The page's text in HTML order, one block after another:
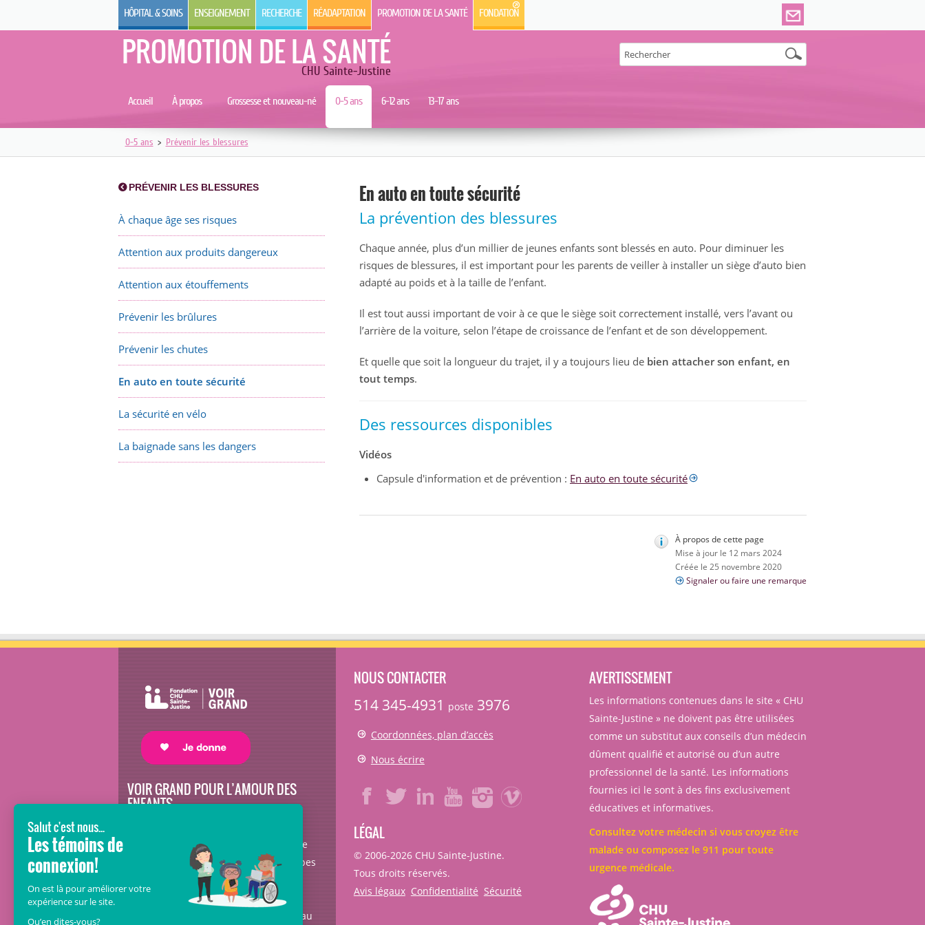
HÔPITAL & SOINS ENSEIGNEMENT RECHERCHE RÉADAPTATION PROMOTION DE LA SANTÉ FONDATION
PROMOTION DE LA SANTÉ
CHU Sainte-Justine
Accueil À propos Grossesse et nouveau-né 0-5 ans 6-12 ans 13-17 ans
0-5 ans > Prévenir les blessures
PRÉVENIR LES BLESSURES
À chaque âge ses risques
Attention aux produits dangereux
Attention aux étouffements
Prévenir les brûlures
Prévenir les chutes
En auto en toute sécurité
La sécurité en vélo
La baignade sans les dangers
En auto en toute sécurité
La prévention des blessures
Chaque année, plus d’un millier de jeunes enfants sont blessés en auto. Pour diminuer les
risques de blessures, il est important pour les parents de veiller à installer un siège d’auto bien
adapté au poids et à la taille de l’enfant.
Il est tout aussi important de voir à ce que le siège soit correctement installé, vers l’avant ou
l’arrière de la voiture, selon l’étape de croissance de l’enfant et de son développement.
Et quelle que soit la longueur du trajet, il y a toujours lieu de bien attacher son enfant, en
tout temps.
Des ressources disponibles
Vidéos
Capsule d'information et de prévention : En auto en toute sécurité
À propos de cette page
Mise à jour le 12 mars 2024
Créée le 25 novembre 2020
Signaler ou faire une remarque
VOIR GRAND POUR L’AMOUR DES
ENFANTS
vous au cœur de la campagne majeure
Voir Grand, nous conduisons les équipes
soignantes vers les opportunités de la
science et des nouvelles technologies
pour que chaque enfant, où qu’il soit au
NOUS CONTACTER
514 345-4931 poste 3976
Coordonnées, plan d’accès
Nous écrire
LÉGAL
© 2006-2026CHU Sainte-Justine.
Tous droits réservés.
Avis légaux Confidentialité Sécurité
AVERTISSEMENT
Les informations contenues dans le site « CHU
Sainte-Justine » ne doivent pas être utilisées
comme un substitut aux conseils d’un médecin
dûment qualifié et autorisé ou d’un autre
professionnel de la santé. Les informations
fournies ici le sont à des fins exclusivement
éducatives et informatives.
Consultez votre médecin si vous croyez être
malade ou composez le 911 pour toute
urgence médicale.